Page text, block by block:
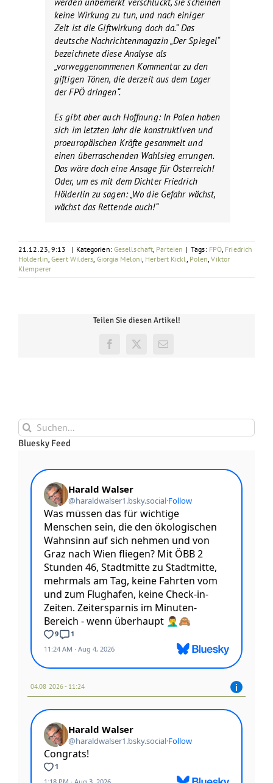
keine Wirkung zu tun, und nach einiger
Zeit ist die Giftwirkung doch da.“ Das
deutsche Nachrichtenmagazin „Der Spiegel“
bezeichnete diese Analyse als
„vorweggenommenen Kommentar zu den
giftigen Tönen, die derzeit aus dem Lager
der FPÖ dringen“.
Es gibt aber auch Hoffnung: In Polen haben
sich im letzten Jahr die konstruktiven und
proeuropäischen Kräfte gesammelt und
einen überraschenden Wahlsieg errungen.
Das wäre doch eine Ansage für Österreich!
Oder, um es mit dem Dichter Friedrich
Hölderlin zu sagen: „Wo die Gefahr wächst,
wächst das Rettende auch!“
21.12.23, 9:13 | Kategorien: Gesellschaft, Parteien | Tags: FPÖ, Friedrich
Hölderlin,Geert Wilders, Giorgia Meloni, Herbert Kickl, Polen,Viktor
Klemperer
Teilen Sie diesen Artikel!
Facebook
X
E-
Suche
nach:
Bluesky Feed
04.08 2026 - 11:24